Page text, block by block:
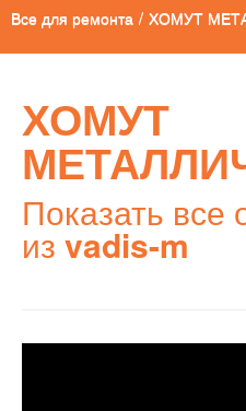
Все для ремонта / ХОМУТ
ХОМУТ
Показать все
из vadis-m